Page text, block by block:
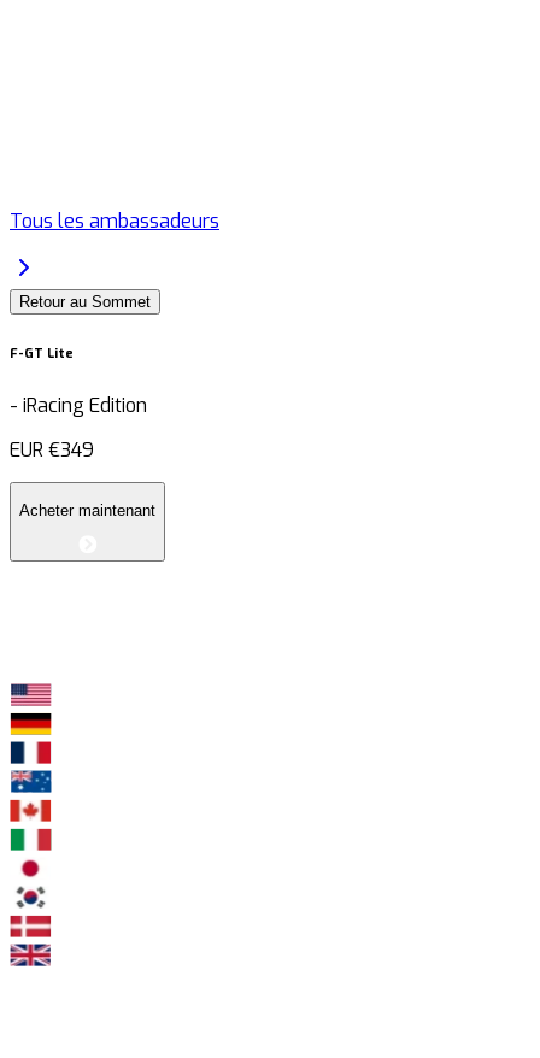
Tous les ambassadeurs
Retour au Sommet
F-GT Lite
- iRacing Edition
EUR €349
Acheter maintenant